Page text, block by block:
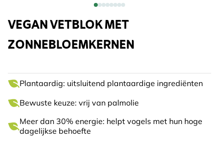
VEGAN VETBLOK MET
ZONNEBLOEMKERNEN
Plantaardig: uitsluitend plantaardige ingrediënten
Bewuste keuze: vrij van palmolie
Meer dan 30% energie: helpt vogels met hun hoge
dagelijkse behoefte